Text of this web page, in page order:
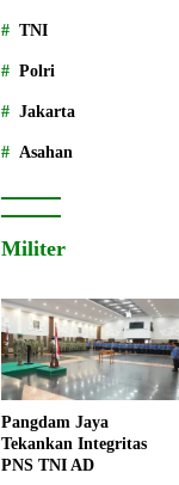
TNI
Polri
Jakarta
Asahan
Militer
Pangdam Jaya
Tekankan Integritas
PNS TNI AD